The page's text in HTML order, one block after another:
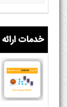
خدمات